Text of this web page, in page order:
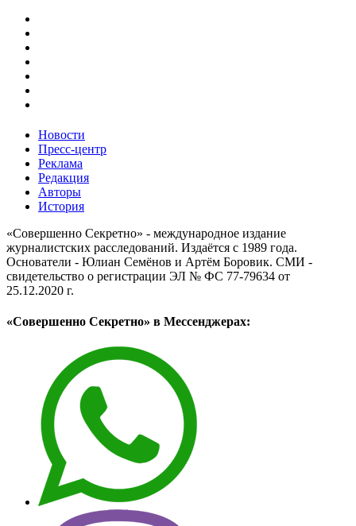
Новости
Пресс-центр
Реклама
Редакция
Авторы
История
«Совершенно Секретно» - международное издание
журналистских расследований. Издаётся с 1989 года.
Основатели - Юлиан Семёнов и Артём Боровик. CМИ -
свидетельство о регистрации ЭЛ № ФС 77-79634 от
25.12.2020 г.
«Совершенно Секретно» в Мессенджерах: